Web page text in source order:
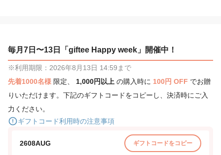
毎月7日〜13日「giftee Happy week」開催中！
※利用期限：2026年8月13日 14:59まで
先着1000名様 限定、 1,000円以上 の購入時に 100円 OFF でお贈
りいただけます。下記のギフトコードをコピーし、決済時にご入
力ください。
ギフトコード利用時の注意事項
2608AUG ギフトコードをコピー